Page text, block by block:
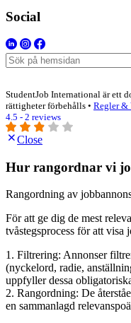
Social
StudentJob International är ett
rättigheter förbehålls • Regler
4.5 - 2 reviews
Close
Hur rangordnar vi
Rangordning av
För att ge dig de mest
tvåstegsprocess för att visa
1. Filtrering: Annonser
(nyckelord, radie,
uppfyller dessa
2. Rangordning: De
en sammanlagd